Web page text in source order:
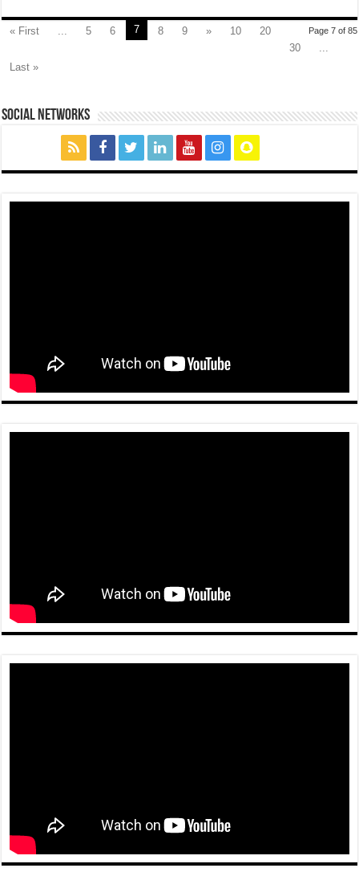
Page 7 of 85
« First 5 6 7 8 9 » 10
20
30
Last »
social networks